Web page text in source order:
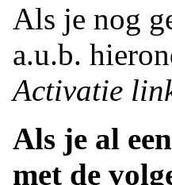
Als je nog
a.u.b.
Activatie
Als je al
met de